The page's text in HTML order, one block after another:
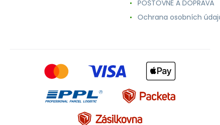
POŠTOVNÉ A DOPRAVA
Ochrana osobních